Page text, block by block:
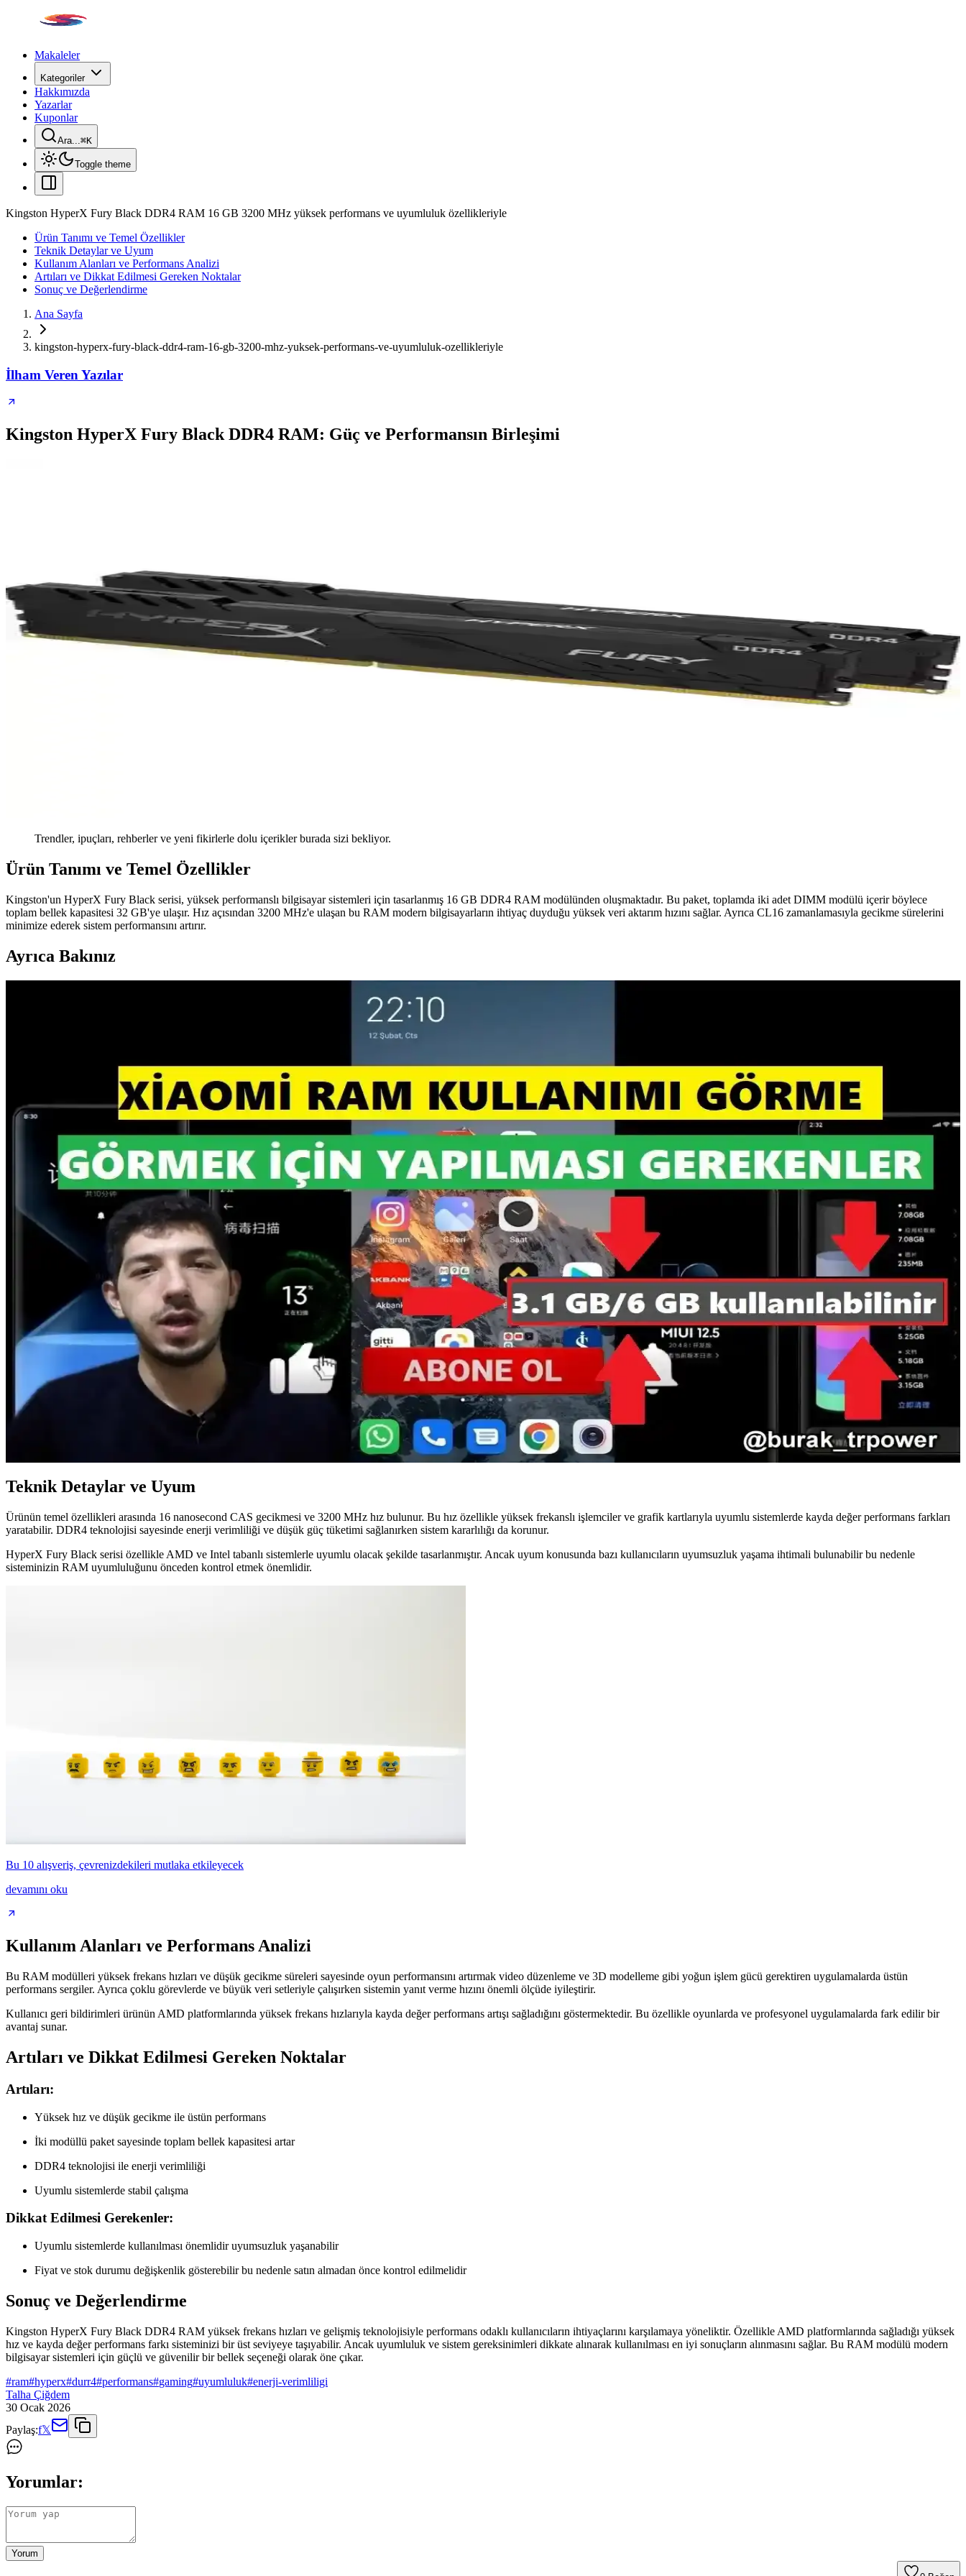
Makaleler
Kategoriler
Hakkımızda
Yazarlar
Kuponlar
Ara...⌘K
Toggle theme
Kingston HyperX Fury Black DDR4 RAM 16 GB 3200 MHz yüksek performans ve uyumluluk özellikleriyle
Ürün Tanımı ve Temel Özellikler
Teknik Detaylar ve Uyum
Kullanım Alanları ve Performans Analizi
Artıları ve Dikkat Edilmesi Gereken Noktalar
Sonuç ve Değerlendirme
Ana Sayfa
kingston-hyperx-fury-black-ddr4-ram-16-gb-3200-mhz-yuksek-performans-ve-uyumluluk-ozellikleriyle
İlham Veren Yazılar
Kingston HyperX Fury Black DDR4 RAM: Güç ve Performansın Birleşimi
Trendler, ipuçları, rehberler ve yeni fikirlerle dolu içerikler burada sizi bekliyor.
Ürün Tanımı ve Temel Özellikler
Kingston'un HyperX Fury Black serisi, yüksek performanslı bilgisayar sistemleri için tasarlanmış 16 GB DDR4 RAM modülünden oluşmaktadır. Bu paket, toplamda iki adet DIMM modülü içerir böylece
toplam bellek kapasitesi 32 GB'ye ulaşır. Hız açısından 3200 MHz'e ulaşan bu RAM modern bilgisayarların ihtiyaç duyduğu yüksek veri aktarım hızını sağlar. Ayrıca CL16 zamanlamasıyla gecikme sürelerini
minimize ederek sistem performansını artırır.
Ayrıca Bakınız
İzoly 16GB DDR4 3200MHz RAM: Yüksek Performans ve Güç Verimliliği Sağlayan Soğutuculu Bellek
DDR5 RAM fiyatlarında nadir bir düşüş yaşanırken, bellek piyasasında RDIMM segmentinde kıtlık devam ediyor. Üreticiler DIMM ve SODIMM üretimine yönelerek fiyatları etkiliyor. TurboQuant
algoritmasının etkisi sınırlı kalıyor.
RAMpocalypse ve Tüketici Elektroniği Sektöründeki 2026 Yılına Yönelik Kriz Tehditleri
RAMpocalypse, RAM fiyatlarındaki artış ve tedarik sıkıntısıyla tüketici elektroniği sektöründe ciddi krizlere yol açıyor. AI yatırımları ve Çin'in üretim kapasitesi sektörde dengeleri değiştiriyor.
Samsung ve Apple Arasında RAM Tedarik Krizi ve Fiyatlandırma Dinamikleri Üzerine Analiz
Samsung'un RAM arzındaki kısıtlılık ve kısa vadeli sözleşmeler Apple'ın maliyetlerini artırıyor. Bu durum iPhone ve MacBook fiyatlarını etkileyebilir, Apple tedarik zincirini yeniden değerlendirmekte.
Apple M5 Max Çipi Geekbench Testlerinde Yeni Performans Rekoru Kırdı
Apple'ın M5 Max çipi, Geekbench testlerinde 18 çekirdekli CPU performansıyla 29.233 puan alarak M3 Ultra'yı geride bıraktı. Tek çekirdek performansı %15 artış gösterirken, gerçek dünya kullanımı için farklı
senaryolar değerlendirilmelidir.
Kingston HyperX Fury 8GB DDR3 RAM: Yüksek Hız ve Şık Tasarım ile Güçlü Performans
Kingston HyperX Fury 8GB DDR3 RAM, 1600 MHz hızında, otomatik hız aşırtma ve şık tasarımıyla yüksek performans sağlar.
DDR3 8 GB RAM Modülleri ile Dizüstü Bilgisayar Performansını Artırma Rehberi
DDR3 8 GB RAM modülleri, dizüstü bilgisayarların performansını artırır, çoklu görevleri kolaylaştırır ve enerji tasarrufu sağlar. Uyumluluk ve marka güvenliği önemlidir.
Xiaomi Telefonlarda RAM Kullanımı ve Performans Optimizasyonu Rehberi
Xiaomi telefonlarda RAM kullanımı ve yönetimi hakkında temel bilgiler, optimizasyon yöntemleri ve performans artırma ipuçlarıyla cihazınızın hızını koruyun.
Teknik Detaylar ve Uyum
Ürünün temel özellikleri arasında 16 nanosecond CAS gecikmesi ve 3200 MHz hız bulunur. Bu hız özellikle yüksek frekanslı işlemciler ve grafik kartlarıyla uyumlu sistemlerde kayda değer performans farkları
yaratabilir. DDR4 teknolojisi sayesinde enerji verimliliği ve düşük güç tüketimi sağlanırken sistem kararlılığı da korunur.
HyperX Fury Black serisi özellikle AMD ve Intel tabanlı sistemlerle uyumlu olacak şekilde tasarlanmıştır. Ancak uyum konusunda bazı kullanıcıların uyumsuzluk yaşama ihtimali bulunabilir bu nedenle
sisteminizin RAM uyumluluğunu önceden kontrol etmek önemlidir.
Bu 10 alışveriş, çevrenizdekileri mutlaka etkileyecek
devamını oku
Kullanım Alanları ve Performans Analizi
Bu RAM modülleri yüksek frekans hızları ve düşük gecikme süreleri sayesinde oyun performansını artırmak video düzenleme ve 3D modelleme gibi yoğun işlem gücü gerektiren uygulamalarda üstün
performans sergiler. Ayrıca çoklu görevlerde ve büyük veri setleriyle çalışırken sistemin yanıt verme hızını önemli ölçüde iyileştirir.
Kullanıcı geri bildirimleri ürünün AMD platformlarında yüksek frekans hızlarıyla kayda değer performans artışı sağladığını göstermektedir. Bu özellikle oyunlarda ve profesyonel uygulamalarda fark edilir bir
avantaj sunar.
Artıları ve Dikkat Edilmesi Gereken Noktalar
Artıları:
Yüksek hız ve düşük gecikme ile üstün performans
İki modüllü paket sayesinde toplam bellek kapasitesi artar
DDR4 teknolojisi ile enerji verimliliği
Uyumlu sistemlerde stabil çalışma
Dikkat Edilmesi Gerekenler:
Uyumlu sistemlerde kullanılması önemlidir uyumsuzluk yaşanabilir
Fiyat ve stok durumu değişkenlik gösterebilir bu nedenle satın almadan önce kontrol edilmelidir
Sonuç ve Değerlendirme
Kingston HyperX Fury Black DDR4 RAM yüksek frekans hızları ve gelişmiş teknolojisiyle performans odaklı kullanıcıların ihtiyaçlarını karşılamaya yöneliktir. Özellikle AMD platformlarında sağladığı yüksek
hız ve kayda değer performans farkı sisteminizi bir üst seviyeye taşıyabilir. Ancak uyumluluk ve sistem gereksinimleri dikkate alınarak kullanılması en iyi sonuçların alınmasını sağlar. Bu RAM modülü modern
bilgisayar sistemleri için güçlü ve güvenilir bir bellek seçeneği olarak öne çıkar.
#ram#hyperx#durr4#performans#gaming#uyumluluk#enerji-verimliligi
Talha Çiğdem
30 Ocak 2026
Paylaş:f𝕏
Yorumlar:
Yorum